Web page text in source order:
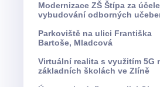
Modernizace ZŠ Štípa za účelem
vybudování odborných
Parkoviště na ulici Františka
Bartoše, Mladcová
Virtuální realita s využitím 5G na
základních školách ve Zlíně